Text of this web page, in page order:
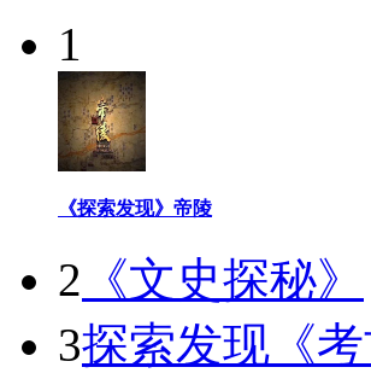
1
《探索发现》帝陵
2 《文史探秘》
3探索发现《